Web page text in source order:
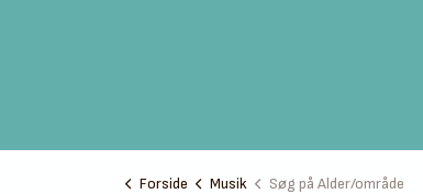
Forside Musik Søg på Alder/område